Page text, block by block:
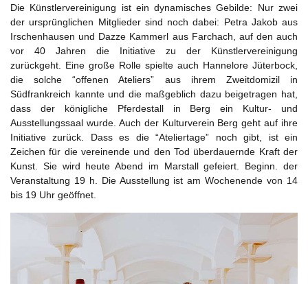
Die Künstlervereinigung ist ein dynamisches Gebilde: Nur zwei
der ursprünglichen Mitglieder sind noch dabei: Petra Jakob aus
Irschenhausen und Dazze Kammerl aus Farchach, auf den auch
vor 40 Jahren die Initiative zu der Künstlervereinigung
zurückgeht. Eine große Rolle spielte auch Hannelore Jüterbock,
die solche “offenen Ateliers” aus ihrem Zweitdomizil in
Südfrankreich kannte und die maßgeblich dazu beigetragen hat,
dass der königliche Pferdestall in Berg ein Kultur- und
Ausstellungssaal wurde. Auch der Kulturverein Berg geht auf ihre
Initiative zurück. Dass es die “Ateliertage” noch gibt, ist ein
Zeichen für die vereinende und den Tod überdauernde Kraft der
Kunst. Sie wird heute Abend im Marstall gefeiert. Beginn. der
Veranstaltung 19 h. Die Ausstellung ist am Wochenende von 14
bis 19 Uhr geöffnet.